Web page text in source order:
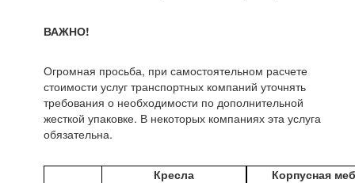
ВАЖНО!
Огромная просьба, при самостоятельном расчете
стоимости услуг транспортных компаний уточнять
требования о необходимости по дополнительной
жесткой упаковке. В некоторых компаниях эта услуга
обязательна.
Кресла
Корпусная